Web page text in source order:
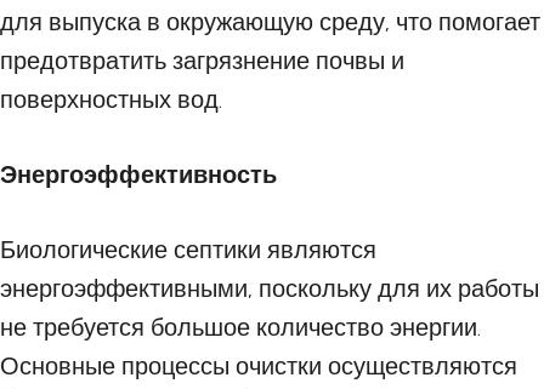
для выпуска в окружающую среду, что помогает
предотвратить загрязнение почвы и
поверхностных вод.
Энергоэффективность
Биологические септики являются
энергоэффективными, поскольку для их работы
не требуется большое количество энергии.
Основные процессы очистки осуществляются